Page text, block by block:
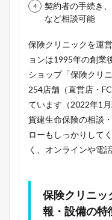
契約者の手続き
など相談可能
保険クリニックを運
ョンは1995年の創業
ショップ「保険クリ
254店舗（直営店・
ています（2022年1
貨建生命保険の相談
ローもしっかりして
く、オンラインや電
保険クリニ
報・設備の特